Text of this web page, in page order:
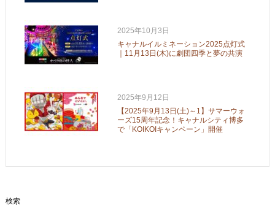
2025年10月3日
キャナルイルミネーション2025点灯式
｜11月13日(木)に劇団四季と夢の共演
2025年9月12日
【2025年9月13日(土)～1】サマーウォ
ーズ15周年記念！キャナルシティ博多
で「KOIKOIキャンペーン」開催
検索